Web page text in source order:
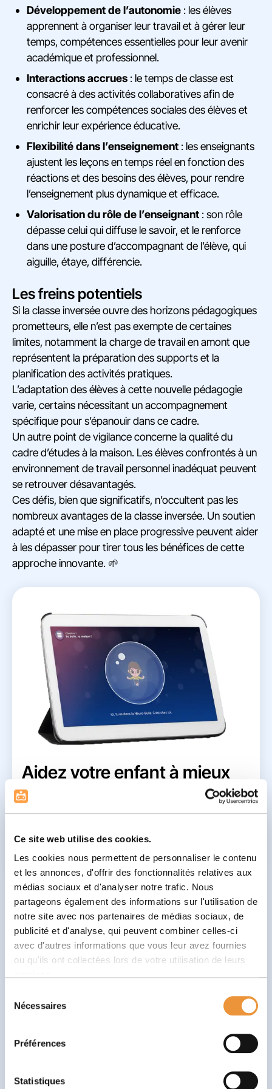
Ce site web utilise des cookies.
Les cookies nous permettent de personnaliser le contenu
et les annonces, d'offrir des fonctionnalités relatives aux
médias sociaux et d'analyser notre trafic. Nous
partageons également des informations sur l'utilisation de
notre site avec nos partenaires de médias sociaux, de
publicité et d'analyse, qui peuvent combiner celles-ci
avec d'autres informations que vous leur avez fournies
ou qu'ils ont collectées lors de votre utilisation de leurs
Nécessaires
Préférences
Statistiques
Développement de l’autonomie : les élèves
apprennent à organiser leur travail et à gérer leur
temps, compétences essentielles pour leur avenir
académique et professionnel.
Interactions accrues : le temps de classe est
consacré à des activités collaboratives afin de
renforcer les compétences sociales des élèves et
enrichir leur expérience éducative.
Flexibilité dans l’enseignement : les enseignants
ajustent les leçons en temps réel en fonction des
réactions et des besoins des élèves, pour rendre
l’enseignement plus dynamique et efficace.
Valorisation du rôle de l’enseignant : son rôle
dépasse celui qui diffuse le savoir, et le renforce
dans une posture d’accompagnant de l’élève, qui
aiguille, étaye, différencie.
Les freins potentiels
Si la classe inversée ouvre des horizons pédagogiques
prometteurs, elle n’est pas exempte de certaines
limites, notamment la charge de travail en amont que
représentent la préparation des supports et la
planification des activités pratiques.
L’adaptation des élèves à cette nouvelle pédagogie
varie, certains nécessitant un accompagnement
spécifique pour s’épanouir dans ce cadre.
Un autre point de vigilance concerne la qualité du
cadre d’études à la maison. Les élèves confrontés à un
environnement de travail personnel inadéquat peuvent
se retrouver désavantagés.
Ces défis, bien que significatifs, n’occultent pas les
nombreux avantages de la classe inversée. Un soutien
adapté et une mise en place progressive peuvent aider
à les dépasser pour tirer tous les bénéfices de cette
approche innovante. 🌱
Aidez votre enfant à mieux
se concentrer
Concrètement, comment ça se
passe ?
Avant tout, place à la préparation. En amont du
cours, les élèves se plongent dans la théorie via des
leur temps.
cet espace collaboratif que les idées s’épanouissent
pratiques. C’est le temps de l’interaction et de